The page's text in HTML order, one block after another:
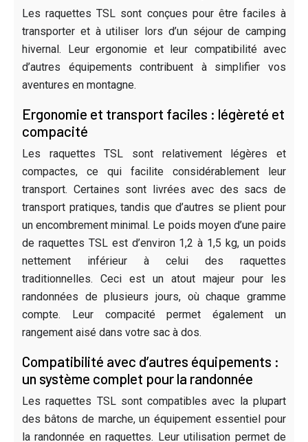
Les raquettes TSL sont conçues pour être faciles à
transporter et à utiliser lors d’un séjour de camping
hivernal. Leur ergonomie et leur compatibilité avec
d’autres équipements contribuent à simplifier vos
aventures en montagne.
Ergonomie et transport faciles : légèreté et
compacité
Les raquettes TSL sont relativement légères et
compactes, ce qui facilite considérablement leur
transport. Certaines sont livrées avec des sacs de
transport pratiques, tandis que d’autres se plient pour
un encombrement minimal. Le poids moyen d’une paire
de raquettes TSL est d’environ 1,2 à 1,5 kg, un poids
nettement inférieur à celui des raquettes
traditionnelles. Ceci est un atout majeur pour les
randonnées de plusieurs jours, où chaque gramme
compte. Leur compacité permet également un
rangement aisé dans votre sac à dos.
Compatibilité avec d’autres équipements :
un système complet pour la randonnée
Les raquettes TSL sont compatibles avec la plupart
des bâtons de marche, un équipement essentiel pour
la randonnée en raquettes. Leur utilisation permet de